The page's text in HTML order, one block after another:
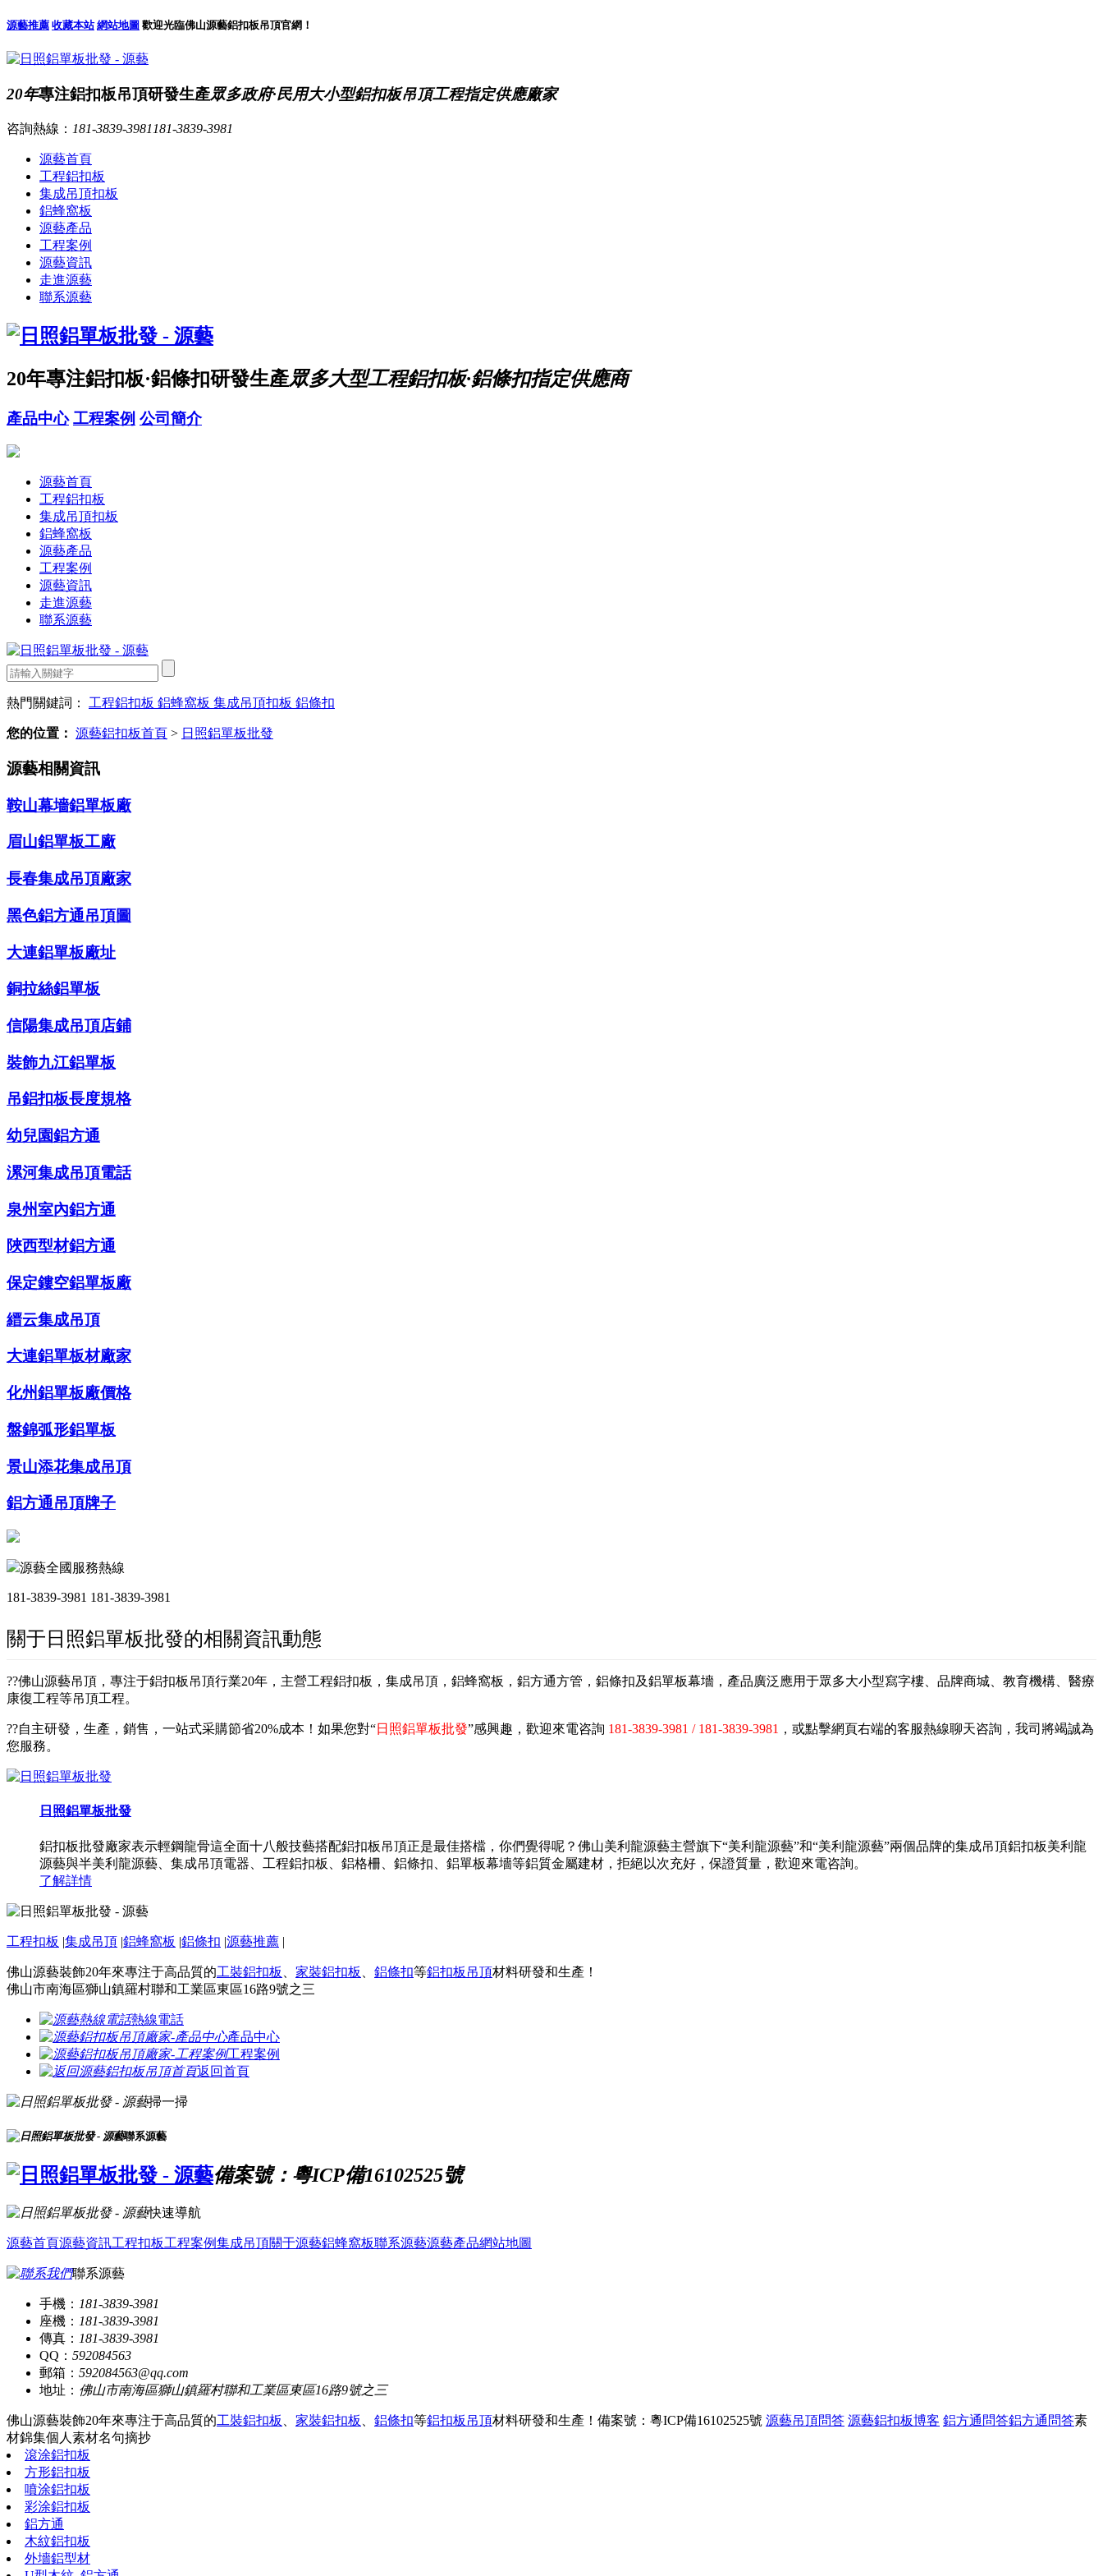
源藝推薦 收藏本站 網站地圖 歡迎光臨佛山源藝鋁扣板吊頂官網！
20年專注鋁扣板吊頂研發生產眾多政府·民用大小型鋁扣板吊頂工程指定供應廠家
咨詢熱線： 181-3839-3981 181-3839-3981
源藝首頁
工程鋁扣板
集成吊頂扣板
鋁蜂窩板
源藝產品
工程案例
源藝資訊
走進源藝
聯系源藝
20年專注鋁扣板·鋁條扣研發生產眾多大型工程鋁扣板·鋁條扣指定供應商
產品中心 工程案例 公司簡介
源藝首頁
工程鋁扣板
集成吊頂扣板
鋁蜂窩板
源藝產品
工程案例
源藝資訊
走進源藝
聯系源藝
熱門關鍵詞： 工程鋁扣板 鋁蜂窩板 集成吊頂扣板 鋁條扣
您的位置： 源藝鋁扣板首頁 > 日照鋁單板批發
源藝相關資訊
鞍山幕墻鋁單板廠
眉山鋁單板工廠
長春集成吊頂廠家
黑色鋁方通吊頂圖
大連鋁單板廠址
銅拉絲鋁單板
信陽集成吊頂店鋪
裝飾九江鋁單板
吊鋁扣板長度規格
幼兒園鋁方通
漯河集成吊頂電話
泉州室內鋁方通
陜西型材鋁方通
保定鏤空鋁單板廠
縉云集成吊頂
大連鋁單板材廠家
化州鋁單板廠價格
盤錦弧形鋁單板
景山添花集成吊頂
鋁方通吊頂牌子
源藝全國服務熱線
181-3839-3981 181-3839-3981
關于日照鋁單板批發的相關資訊動態
??佛山源藝吊頂，專注于鋁扣板吊頂行業20年，主營工程鋁扣板，集成吊頂，鋁蜂窩板，鋁方通方管，鋁條扣及鋁單板幕墻，產品廣泛應用于眾多大小型寫字樓、品牌商城、教育機構、醫療
康復工程等吊頂工程。
??自主研發，生產，銷售，一站式采購節省20%成本！如果您對“日照鋁單板批發”感興趣，歡迎來電咨詢 181-3839-3981 / 181-3839-3981 ，或點擊網頁右端的客服熱線聊天咨詢，我司將竭誠為
您服務。
日照鋁單板批發
鋁扣板批發廠家表示輕鋼龍骨這全面十八般技藝搭配鋁扣板吊頂正是最佳搭檔，你們覺得呢？佛山美利龍源藝主營旗下“美利龍源藝”和“美利龍源藝”兩個品牌的集成吊頂鋁扣板美利龍
源藝與半美利龍源藝、集成吊頂電器、工程鋁扣板、鋁格柵、鋁條扣、鋁單板幕墻等鋁質金屬建材，拒絕以次充好，保證質量，歡迎來電咨詢。
了解詳情
工程扣板 |集成吊頂 |鋁蜂窩板 |鋁條扣 |源藝推薦 |
佛山源藝裝飾20年來專注于高品質的工裝鋁扣板 家裝鋁扣板 鋁條扣等鋁扣板吊頂材料研發和生產！
佛山市南海區獅山鎮羅村聯和工業區東區16路9號之三
熱線電話
產品中心
工程案例
返回首頁
掃一掃
聯系源藝
備案號：粵ICP備16102525號
快速導航
源藝首頁源藝資訊工程扣板工程案例集成吊頂關于源藝鋁蜂窩板聯系源藝源藝產品網站地圖
聯系源藝
手機： 181-3839-3981
座機： 181-3839-3981
傳真： 181-3839-3981
QQ： 592084563
郵箱： 592084563@qq.com
地址： 佛山市南海區獅山鎮羅村聯和工業區東區16路9號之三
佛山源藝裝飾20年來專注于高品質的工裝鋁扣板 家裝鋁扣板 鋁條扣等鋁扣板吊頂材料研發和生產！ 備案號：粵ICP備16102525號 源藝吊頂問答 源藝鋁扣板博客 鋁方通問答鋁方通問答素
材錦集個人素材名句摘抄
滾涂鋁扣板
方形鋁扣板
噴涂鋁扣板
彩涂鋁扣板
鋁方通
木紋鋁扣板
外墻鋁型材